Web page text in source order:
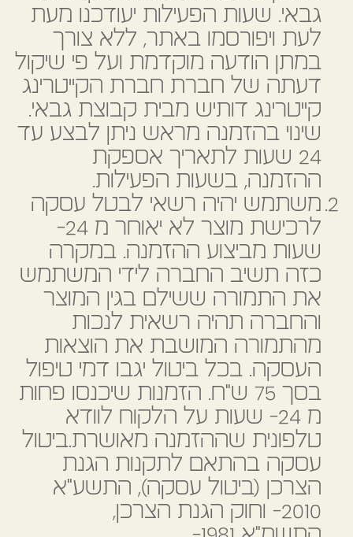
גבאי. שעות הפעילות יעודכנו מעת
לעת ויפורסמו באתר, ללא צורך
במתן הודעה מוקדמת ועל פי שיקול
דעתה של חברת חברת הקייטרינג
קייטרינג דותיש מבית קבוצת גבאי.
שינוי בהזמנה מראש ניתן לבצע עד
24 שעות לתאריך אספקת
ההזמנה, בשעות הפעילות.
משתמש יהיה רשאי לבטל עסקה
לרכישת מוצר לא יאוחר מ 24-
שעות מביצוע ההזמנה. במקרה
כזה תשיב החברה לידי המשתמש
את התמורה ששילם בגין המוצר
והחברה תהיה רשאית לנכות
מהתמורה המושבת את הוצאות
העסקה. בכל ביטול יגבו דמי טיפול
בסך 75 ש"ח. הזמנות שיכנסו פחות
מ 24- שעות על הלקוח לוודא
טלפונית שההזמנה מאושרת.ביטול
עסקה בהתאם לתקנות הגנת
הצרכן (ביטול עסקה), התשע"א
2010- וחוק הגנת הצרכן,